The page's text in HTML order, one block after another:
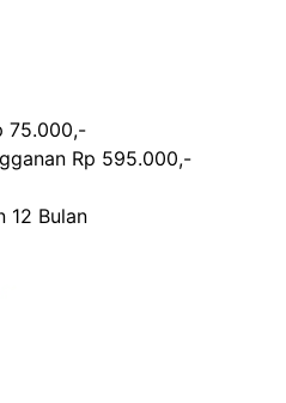
75.000,-
Rp 595.000,-
12 Bulan